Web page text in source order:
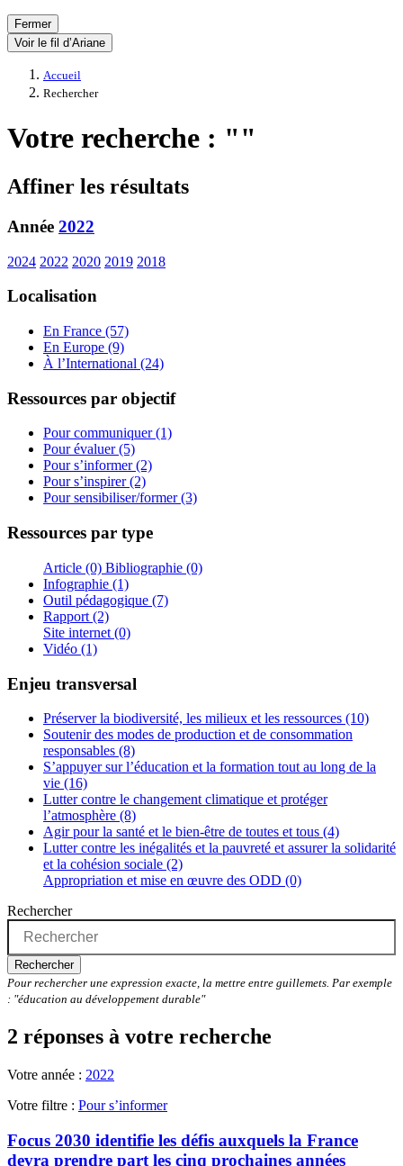
Fermer
Voir le fil d’Ariane
Accueil
Rechercher
Votre recherche : ""
Affiner les résultats
Année 2022
2024 2022 2020 2019 2018
Localisation
En France (57)
En Europe (9)
À l’International (24)
Ressources par objectif
Pour communiquer (1)
Pour évaluer (5)
Pour s’informer (2)
Pour s’inspirer (2)
Pour sensibiliser/former (3)
Ressources par type
Article (0) Bibliographie (0)
Infographie (1)
Outil pédagogique (7)
Rapport (2)
Site internet (0)
Vidéo (1)
Enjeu transversal
Préserver la biodiversité, les milieux et les ressources (10)
Soutenir des modes de production et de consommation
responsables (8)
S’appuyer sur l’éducation et la formation tout au long de la
vie (16)
Lutter contre le changement climatique et protéger
l’atmosphère (8)
Agir pour la santé et le bien-être de toutes et tous (4)
Lutter contre les inégalités et la pauvreté et assurer la solidarité
et la cohésion sociale (2)
Appropriation et mise en œuvre des ODD (0)
Rechercher
Rechercher
Pour rechercher une expression exacte, la mettre entre guillemets. Par exemple
: "éducation au développement durable"
2 réponses à votre recherche
Votre année : 2022
Votre filtre : Pour s’informer
Focus 2030 identifie les défis auxquels la France
devra prendre part les cinq prochaines années